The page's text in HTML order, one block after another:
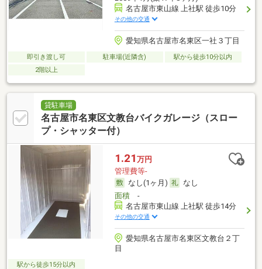
名古屋市東山線 上社駅 徒歩10分
その他の交通
愛知県名古屋市名東区一社３丁目
即引き渡し可 駐車場(近隣含)
駅から徒歩10分以内
2階以上
貸駐車場
名古屋市名東区文教台バイクガレージ（スロー
プ・シャッター付）
1.21 万円
管理費等-
なし(1ヶ月)
なし
面積-
名古屋市東山線 上社駅 徒歩14分
その他の交通
愛知県名古屋市名東区文教台２丁
目
駅から徒歩15分以内